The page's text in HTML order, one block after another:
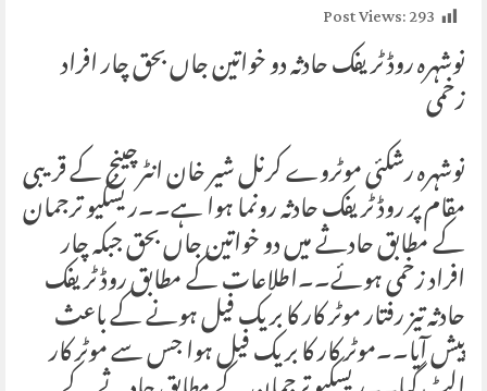
Post Views:293
نوشہرہ روڈ ٹریفک حادثہ دو خواتین جاں بحق چار افراد
زخمی
نوشہرہ رشکئی موٹروے کرنل شیر خان انٹرچینج کے قریبی
مقام پر روڈ ٹریفک حادثہ رونما ہوا ہے۔۔ریسکیو ترجمان
کے مطابق حادثے میں دو خواتین جاں بحق جبکہ چار
افراد زخمی ہوئے۔۔اطلاعات کے مطابق روڈ ٹریفک
حادثہ تیز رفتار موٹر کار کا بریک فیل ہونے کے باعث
پیش آیا۔۔موٹر کار کا بریک فیل ہوا جس سے موٹر کار